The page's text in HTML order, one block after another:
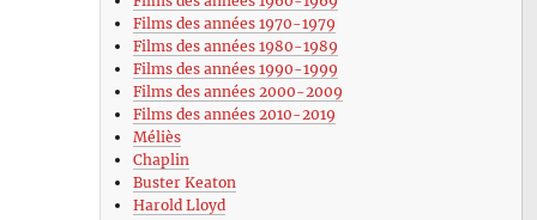
Films des années 1970-1979
Films des années 1980-1989
Films des années 1990-1999
Films des années 2000-2009
Films des années 2010-2019
Méliès
Chaplin
Buster Keaton
Harold Lloyd